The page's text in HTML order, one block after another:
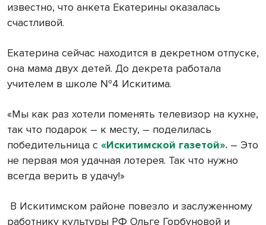
известно, что анкета Екатерины оказалась
счастливой.
Екатерина сейчас ­находится в декретном отпуске,
она мама двух детей. До декрета работала
учителем в школе №4 Искитима.
«Мы как раз хотели поменять телевизор на кухне,
так что подарок – к месту, – поделилась
победительница с «Искитимской газетой». – Это
не первая моя удачная лотерея. Так что нужно
всегда верить в удачу!»
В Искитимском районе повезло и заслуженному
работнику культуры РФ Ольге Горбуновой и